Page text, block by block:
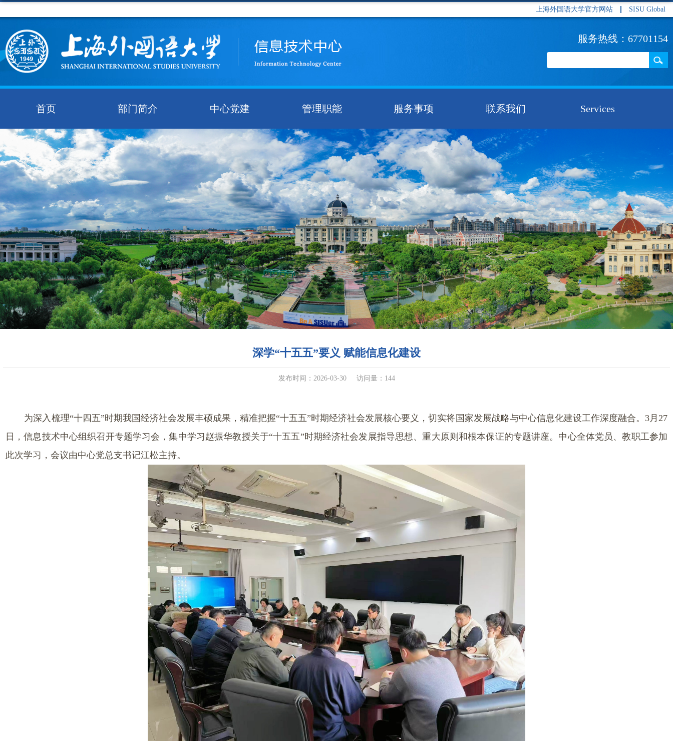
上海外国语大学官方网站 SISU Global
服务热线：67701154
首页 部门简介 中心党建 管理职能 服务事项 联系我们 Services
深学“十五五”要义 赋能信息化建设
发布时间：2026-03-30 访问量： 144
为深入梳理“十四五”时期我国经济社会发展丰硕成果，精准把握“十五五”时期经济社会发展核心要义，切实将国家发展战略与中心信息化建设工作深度融合。 3月27
日，信息技术中心组织召开专题学习会，集中学习赵振华教授关于“十五五”时期经济社会发展指导思想、重大原则和根本保证的专题讲座。中心全体党员、教职工参加
此次学习，会议由中心党总支书记江松主持。